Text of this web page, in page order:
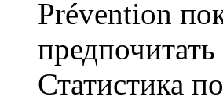
Prévention
Статистика